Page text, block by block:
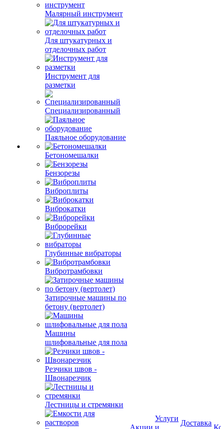
Малярный инструмент
Для штукатурных и
отделочных работ
Инструмент для
разметки
Специализированный
Паяльное оборудование
Бетономешалки
Бензорезы
Виброплиты
Виброкатки
Виброрейки
Глубинные вибраторы
Вибротрамбовки
Затирочные машины по
бетону (вертолет)
Машины
шлифовальные для пола
Резчики швов -
Швонарезчик
Лестницы и стремянки
Акции
Услуги
и
Доставка